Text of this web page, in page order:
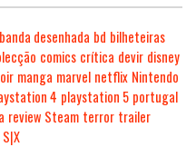
banda desenhada bd bilheteiras
comics crítica devir disney
manga marvel netflix Nintendo
4 playstation 5 portugal
review Steam terror trailer